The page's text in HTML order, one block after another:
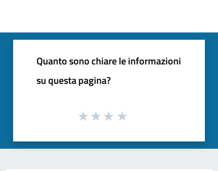
Quanto sono chiare le informazioni
su questa pagina?